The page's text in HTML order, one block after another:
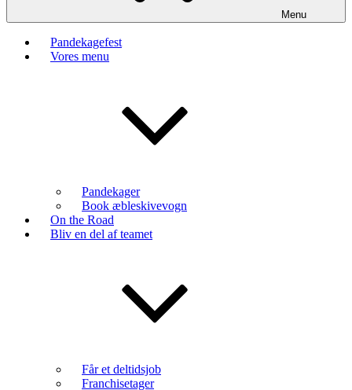
Menu
Pandekagefest
Vores menu
Pandekager
Book æbleskivevogn
On the Road
Bliv en del af teamet
Får et deltidsjob
Franchisetager